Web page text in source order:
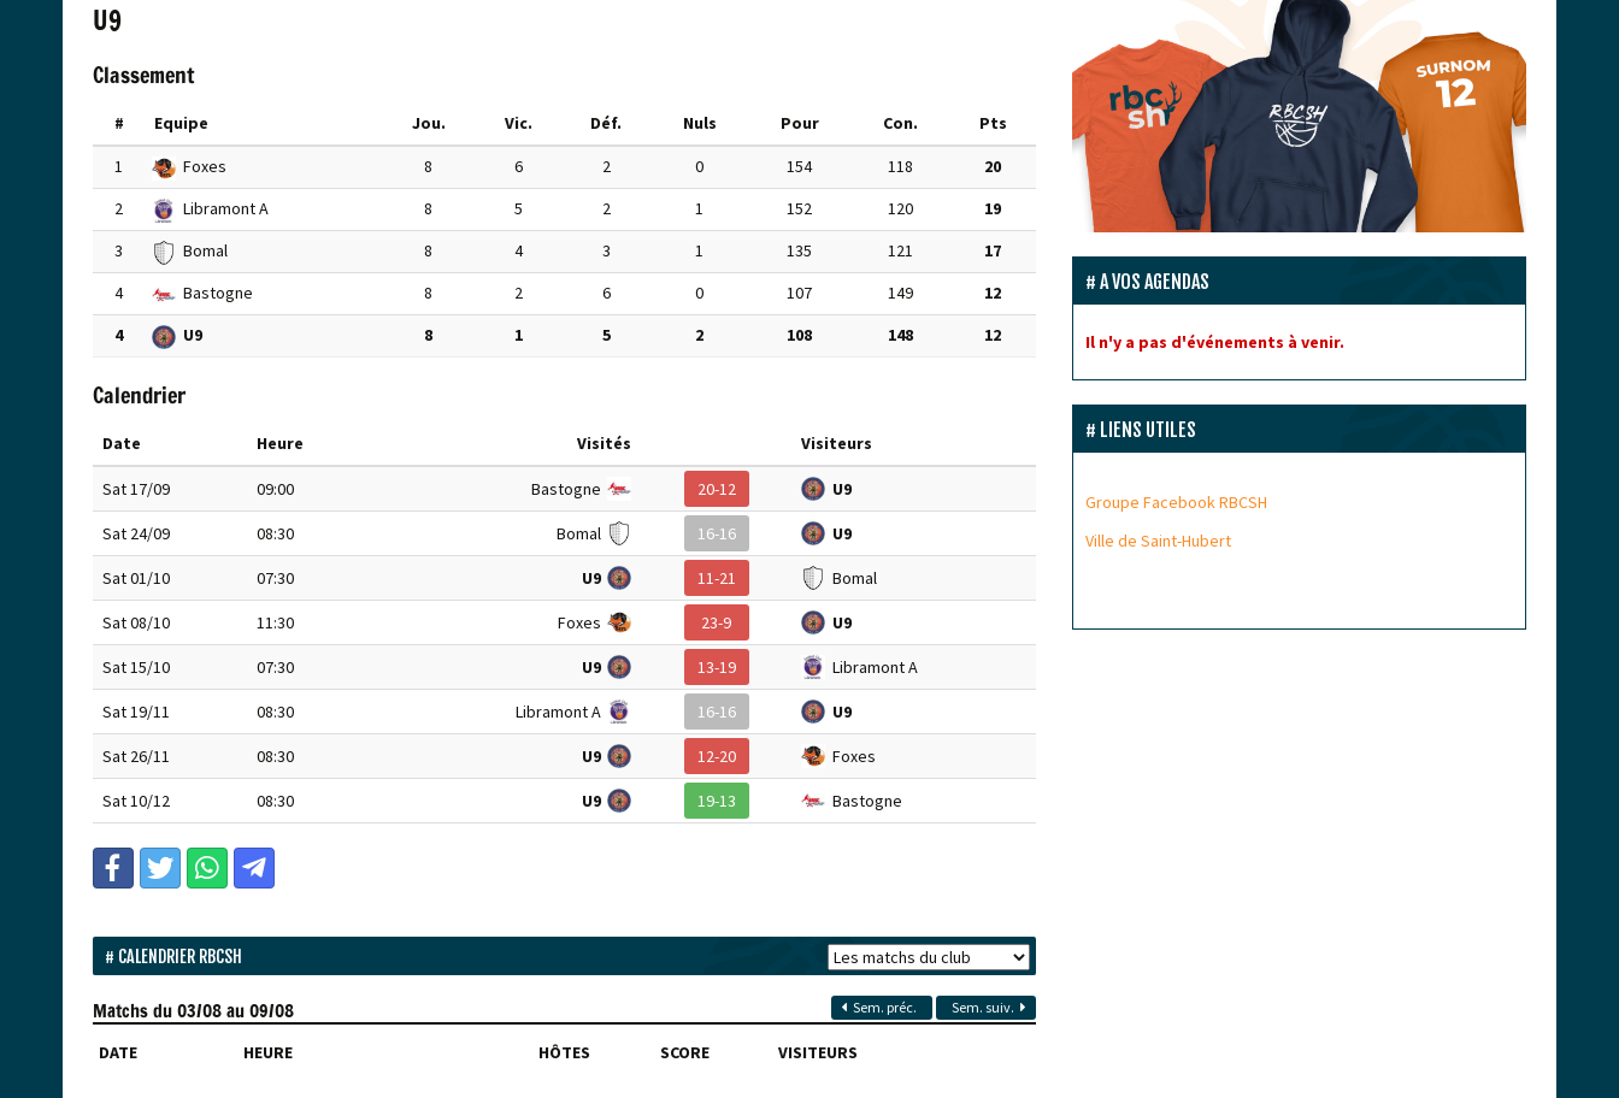
U9
Classement
# Equipe Jou. Vic. Déf. Nuls Pour Con.
Pts
1
Foxes 8 6 2 0 154 118
20
2
Libramont A 8 5 2 1 152 120
19
3
Bomal 8 4 3 1 135 121
17
4
Bastogne 8 2 6 0 107 149
12
4
U9 8 1 5 2 108 148 12
Calendrier
Date Heure Visités Visiteurs
Sat 17/09 09:00 Bastogne 20-12 U9
Sat 24/09 08:30 Bomal 16-16 U9
Sat 01/10 07:30 U9 11-21 Bomal
Sat 08/10 11:30 Foxes 23-9 U9
Sat 15/10 07:30 U9 13-19 Libramont A
Sat 19/11 08:30 Libramont A 16-16 U9
Sat 26/11 08:30 U9 12-20 Foxes
Sat 10/12 08:30 U9 19-13 Bastogne
CALENDRIER RBCSH
Matchsdu 03/08 au 09/08 Sem. préc. Sem. suiv.
DATE HEURE HÔTES SCORE VISITEURS
A VOS AGENDAS
Il n'y a pas d'événements à venir.
LIENS UTILES
Groupe Facebook RBCSH
Ville de Saint-Hubert